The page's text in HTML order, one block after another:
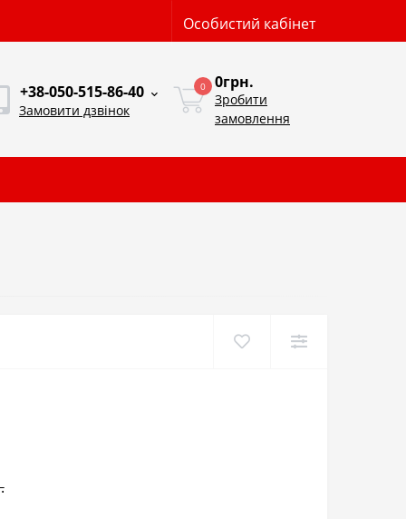
Особистий кабінет
+38-050-515-86-40
Замовити дзвінок
0 0грн.
Зробити
замовлення